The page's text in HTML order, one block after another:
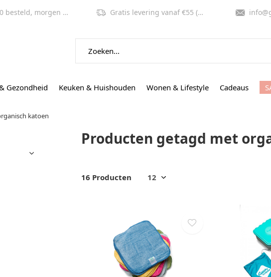
Gezondheid Keuken & Huishouden Wonen & Lifestyle Cadeaus
morgen in huis! Gratis levering vanaf €55 (NL, BE)
katoen
Producten getagd met
16 Producten